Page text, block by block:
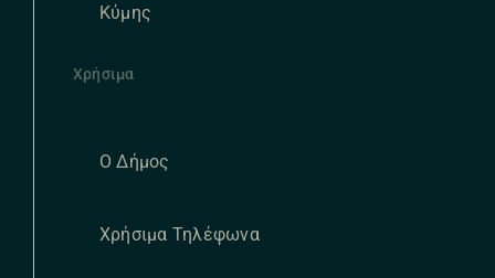
Κύμης
Χρήσιμα
Ο Δήμος
Χρήσιμα Τηλέφωνα